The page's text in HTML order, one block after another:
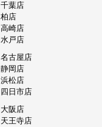
千葉店
柏店
高崎店
水戸店
名古屋店
静岡店
浜松店
四日市店
大阪店
天王寺店